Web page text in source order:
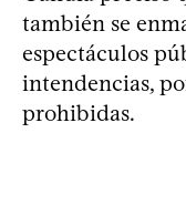
también se
espectáculos
intendencias,
prohibidas.